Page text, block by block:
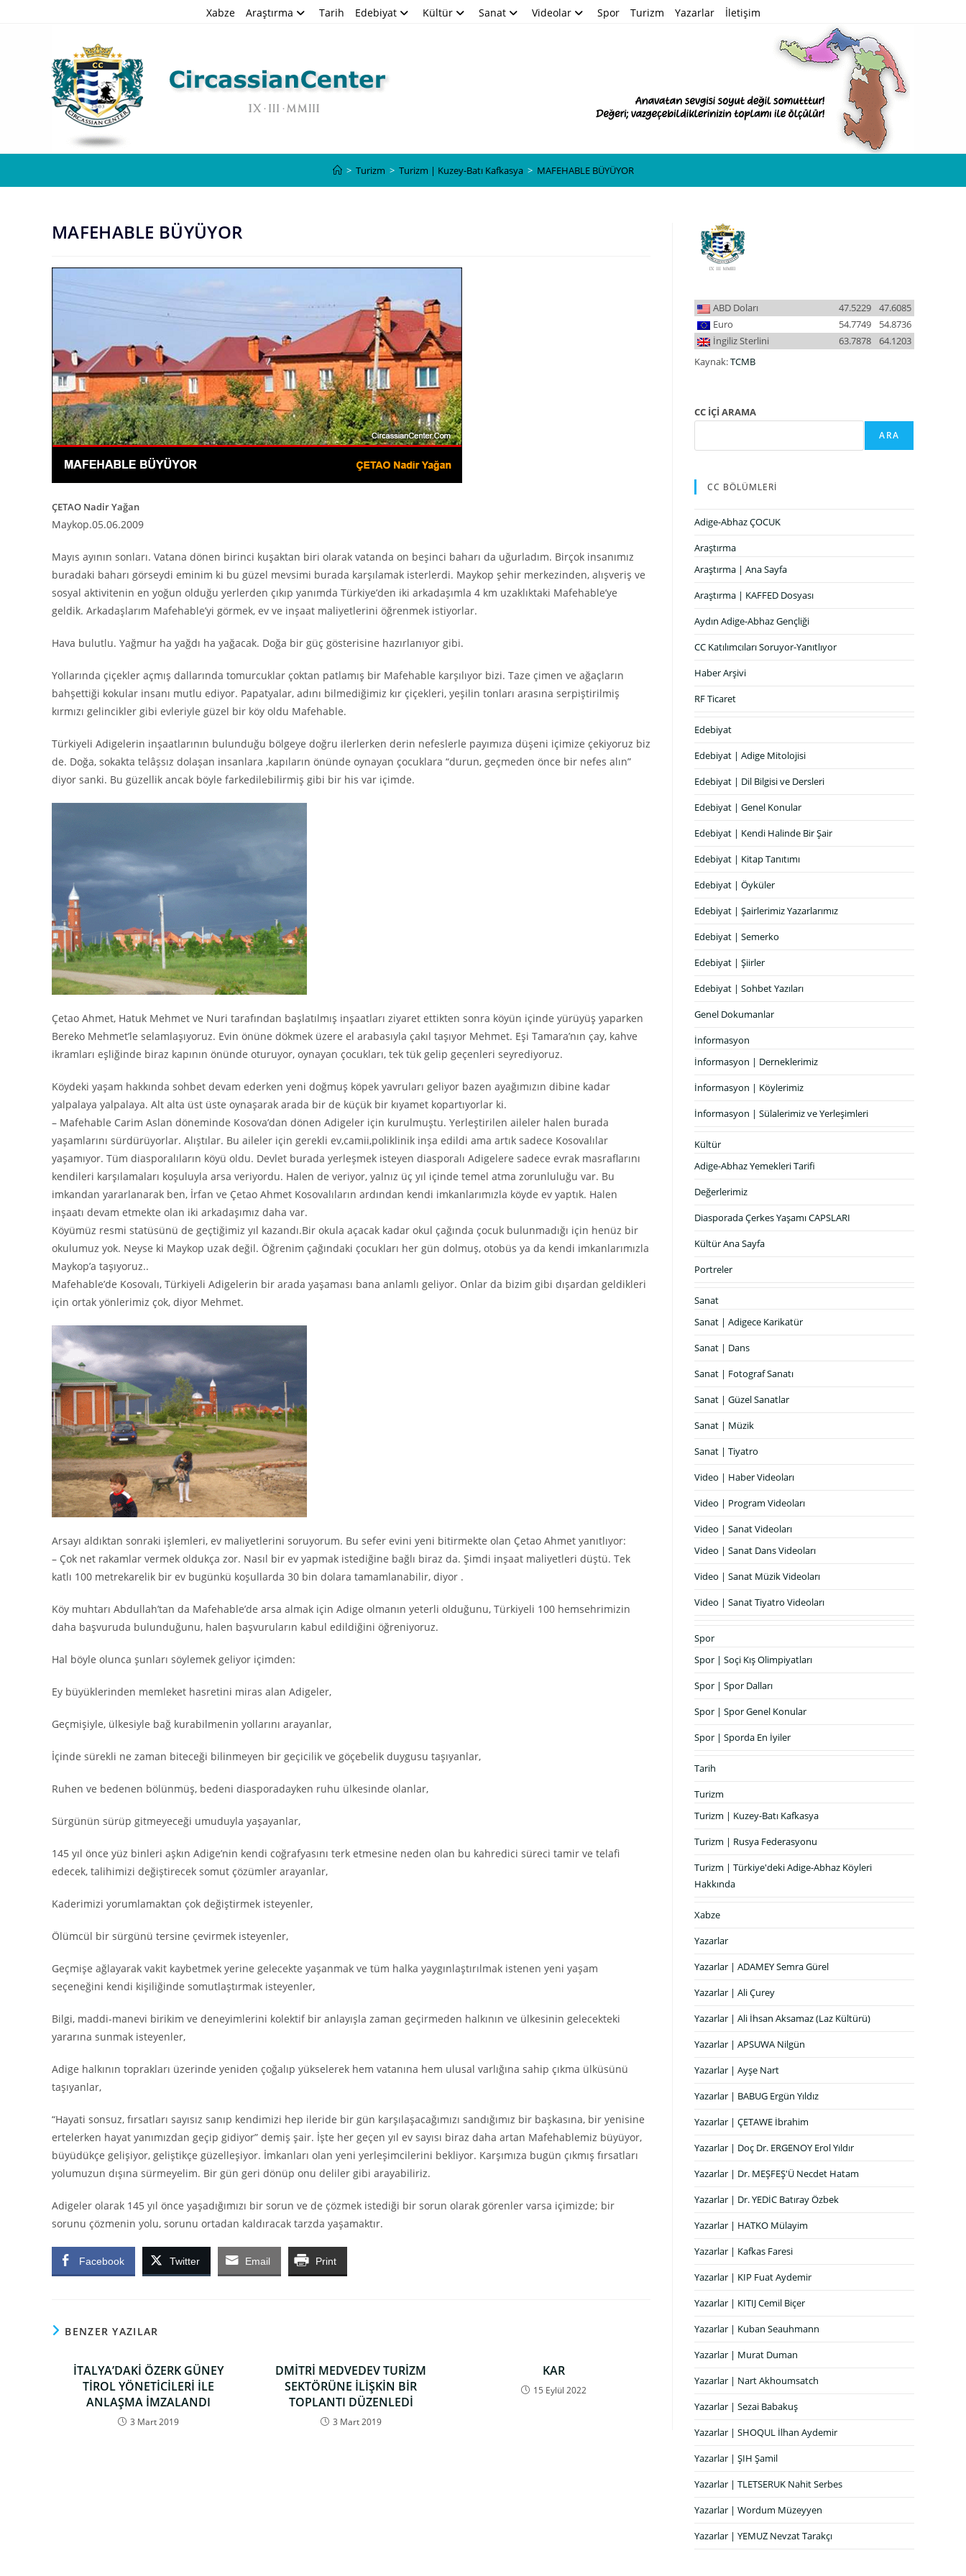
Xabze Araştırma Tarih Edebiyat Kültür Sanat Videolar Spor Turizm Yazarlar İletişim
> Turizm > Turizm | Kuzey-Batı Kafkasya > MAFEHABLE BÜYÜYOR
MAFEHABLE BÜYÜYOR
ÇETAO Nadir Yağan
Maykop.05.06.2009
Mayıs ayının sonları. Vatana dönen birinci kuşaktan biri olarak vatanda on beşinci baharı da uğurladım. Birçok insanımız
buradaki baharı görseydi eminim ki bu güzel mevsimi burada karşılamak isterlerdi. Maykop şehir merkezinden, alışveriş ve
sosyal aktivitenin en yoğun olduğu yerlerden çıkıp yanımda Türkiye’den iki arkadaşımla 4 km uzaklıktaki Mafehable’ye
geldik. Arkadaşlarım Mafehable’yi görmek, ev ve inşaat maliyetlerini öğrenmek istiyorlar.
Hava bulutlu. Yağmur ha yağdı ha yağacak. Doğa bir güç gösterisine hazırlanıyor gibi.
Yollarında çiçekler açmış dallarında tomurcuklar çoktan patlamış bir Mafehable karşılıyor bizi. Taze çimen ve ağaçların
bahşettiği kokular insanı mutlu ediyor. Papatyalar, adını bilmediğimiz kır çiçekleri, yeşilin tonları arasına serpiştirilmiş
kırmızı gelincikler gibi evleriyle güzel bir köy oldu Mafehable.
Türkiyeli Adigelerin inşaatlarının bulunduğu bölgeye doğru ilerlerken derin nefeslerle payımıza düşeni içimize çekiyoruz biz
de. Doğa, sokakta telâşsız dolaşan insanlara ,kapıların önünde oynayan çocuklara “durun, geçmeden önce bir nefes alın”
diyor sanki. Bu güzellik ancak böyle farkedilebilirmiş gibi bir his var içimde.
Çetao Ahmet, Hatuk Mehmet ve Nuri tarafından başlatılmış inşaatları ziyaret ettikten sonra köyün içinde yürüyüş yaparken
Bereko Mehmet’le selamlaşıyoruz. Evin önüne dökmek üzere el arabasıyla çakıl taşıyor Mehmet. Eşi Tamara’nın çay, kahve
ikramları eşliğinde biraz kapının önünde oturuyor, oynayan çocukları, tek tük gelip geçenleri seyrediyoruz.
Köydeki yaşam hakkında sohbet devam ederken yeni doğmuş köpek yavruları geliyor bazen ayağımızın dibine kadar
yalpalaya yalpalaya. Alt alta üst üste oynaşarak arada bir de küçük bir kıyamet kopartıyorlar ki.
– Mafehable Carim Aslan döneminde Kosova’dan dönen Adigeler için kurulmuştu. Yerleştirilen aileler halen burada
yaşamlarını sürdürüyorlar. Alıştılar. Bu aileler için gerekli ev,camii,poliklinik inşa edildi ama artık sadece Kosovalılar
yaşamıyor. Tüm diasporalıların köyü oldu. Devlet burada yerleşmek isteyen diasporalı Adigelere sadece evrak masraflarını
kendileri karşılamaları koşuluyla arsa veriyordu. Halen de veriyor, yalnız üç yıl içinde temel atma zorunluluğu var. Bu
imkandan yararlanarak ben, İrfan ve Çetao Ahmet Kosovalıların ardından kendi imkanlarımızla köyde ev yaptık. Halen
inşaatı devam etmekte olan iki arkadaşımız daha var.
Köyümüz resmi statüsünü de geçtiğimiz yıl kazandı.Bir okula açacak kadar okul çağında çocuk bulunmadığı için henüz bir
okulumuz yok. Neyse ki Maykop uzak değil. Öğrenim çağındaki çocukları her gün dolmuş, otobüs ya da kendi imkanlarımızla
Maykop’a taşıyoruz..
Mafehable’de Kosovalı, Türkiyeli Adigelerin bir arada yaşaması bana anlamlı geliyor. Onlar da bizim gibi dışardan geldikleri
için ortak yönlerimiz çok, diyor Mehmet.
Arsayı aldıktan sonraki işlemleri, ev maliyetlerini soruyorum. Bu sefer evini yeni bitirmekte olan Çetao Ahmet yanıtlıyor:
– Çok net rakamlar vermek oldukça zor. Nasıl bir ev yapmak istediğine bağlı biraz da. Şimdi inşaat maliyetleri düştü. Tek
katlı 100 metrekarelik bir ev bugünkü koşullarda 30 bin dolara tamamlanabilir, diyor .
Köy muhtarı Abdullah’tan da Mafehable’de arsa almak için Adige olmanın yeterli olduğunu, Türkiyeli 100 hemsehrimizin
daha başvuruda bulunduğunu, halen başvuruların kabul edildiğini öğreniyoruz.
Hal böyle olunca şunları söylemek geliyor içimden:
Ey büyüklerinden memleket hasretini miras alan Adigeler,
Geçmişiyle, ülkesiyle bağ kurabilmenin yollarını arayanlar,
İçinde sürekli ne zaman biteceği bilinmeyen bir geçicilik ve göçebelik duygusu taşıyanlar,
Ruhen ve bedenen bölünmüş, bedeni diasporadayken ruhu ülkesinde olanlar,
Sürgünün sürüp gitmeyeceği umuduyla yaşayanlar,
145 yıl önce yüz binleri aşkın Adige’nin kendi coğrafyasını terk etmesine neden olan bu kahredici süreci tamir ve telafi
edecek, talihimizi değiştirecek somut çözümler arayanlar,
Kaderimizi yorumlamaktan çok değiştirmek isteyenler,
Ölümcül bir sürgünü tersine çevirmek isteyenler,
Geçmişe ağlayarak vakit kaybetmek yerine gelecekte yaşanmak ve tüm halka yaygınlaştırılmak istenen yeni yaşam
seçeneğini kendi kişiliğinde somutlaştırmak isteyenler,
Bilgi, maddi-manevi birikim ve deneyimlerini kolektif bir anlayışla zaman geçirmeden halkının ve ülkesinin gelecekteki
yararına sunmak isteyenler,
Adige halkının toprakları üzerinde yeniden çoğalıp yükselerek hem vatanına hem ulusal varlığına sahip çıkma ülküsünü
taşıyanlar,
“Hayati sonsuz, fırsatları sayısız sanıp kendimizi hep ileride bir gün karşılaşacağımızı sandığımız bir başkasına, bir yenisine
ertelerken hayat yanımızdan geçip gidiyor” demiş şair. İşte her geçen yıl ev sayısı biraz daha artan Mafehablemiz büyüyor,
büyüdükçe gelişiyor, geliştikçe güzelleşiyor. İmkanları olan yeni yerleşimcilerini bekliyor. Karşımıza bugün çıkmış fırsatları
yolumuzun dışına sürmeyelim. Bir gün geri dönüp onu deliler gibi arayabiliriz.
Adigeler olarak 145 yıl önce yaşadığımızı bir sorun ve de çözmek istediği bir sorun olarak görenler varsa içimizde; bir
sorunu çözmenin yolu, sorunu ortadan kaldıracak tarzda yaşamaktır.
Facebook Twitter Email Print
BENZER YAZILAR
İTALYA’DAKİ ÖZERK GÜNEY
TİROL YÖNETİCİLERİ İLE
ANLAŞMA İMZALANDI
3 Mart 2019
DMİTRİ MEDVEDEV TURİZM
SEKTÖRÜNE İLİŞKİN BİR
TOPLANTI DÜZENLEDİ
3 Mart 2019
KAR
15 Eylül 2022
ABD Doları 47.6085
47.5229
Euro
54.8736
54.7749
İngiliz Sterlini
64.1203
63.7878
Kaynak:TCMB
CC İÇİ ARAMA
ARA
CC BÖLÜMLERİ
Adige-Abhaz ÇOCUK
Araştırma
Araştırma | Ana Sayfa
Araştırma | KAFFED Dosyası
Aydın Adige-Abhaz Gençliği
CC Katılımcıları Soruyor-Yanıtlıyor
Haber Arşivi
RF Ticaret
Edebiyat
Edebiyat | Adige Mitolojisi
Edebiyat | Dil Bilgisi ve Dersleri
Edebiyat | Genel Konular
Edebiyat | Kendi Halinde Bir Şair
Edebiyat | Kitap Tanıtımı
Edebiyat | Öyküler
Edebiyat | Şairlerimiz Yazarlarımız
Edebiyat | Semerko
Edebiyat | Şiirler
Edebiyat | Sohbet Yazıları
Genel Dokumanlar
İnformasyon
İnformasyon | Derneklerimiz
İnformasyon | Köylerimiz
İnformasyon | Sülalerimiz ve Yerleşimleri
Kültür
Adige-Abhaz Yemekleri Tarifi
Değerlerimiz
Diasporada Çerkes Yaşamı CAPSLARI
Kültür Ana Sayfa
Portreler
Sanat
Sanat | Adigece Karikatür
Sanat | Dans
Sanat | Fotograf Sanatı
Sanat | Güzel Sanatlar
Sanat | Müzik
Sanat | Tiyatro
Video | Haber Videoları
Video | Program Videoları
Video | Sanat Videoları
Video | Sanat Dans Videoları
Video | Sanat Müzik Videoları
Video | Sanat Tiyatro Videoları
Spor
Spor | Soçi Kış Olimpiyatları
Spor | Spor Dalları
Spor | Spor Genel Konular
Spor | Sporda En İyiler
Tarih
Turizm
Turizm | Kuzey-Batı Kafkasya
Turizm | Rusya Federasyonu
Turizm | Türkiye'deki Adige-Abhaz Köyleri
Hakkında
Xabze
Yazarlar
Yazarlar | ADAMEY Semra Gürel
Yazarlar | Ali Çurey
Yazarlar | Ali İhsan Aksamaz (Laz Kültürü)
Yazarlar | APSUWA Nilgün
Yazarlar | Ayşe Nart
Yazarlar | BABUG Ergün Yıldız
Yazarlar | ÇETAWE İbrahim
Yazarlar | Doç Dr. ERGENOY Erol Yıldır
Yazarlar | Dr. MEŞFEŞ'Ü Necdet Hatam
Yazarlar | Dr. YEDİC Batıray Özbek
Yazarlar | HATKO Mülayim
Yazarlar | Kafkas Faresi
Yazarlar | KIP Fuat Aydemir
Yazarlar | KITIJ Cemil Biçer
Yazarlar | Kuban Seauhmann
Yazarlar | Murat Duman
Yazarlar | Nart Akhoumsatch
Yazarlar | Sezai Babakuş
Yazarlar | SHOQUL İlhan Aydemir
Yazarlar | ŞIH Şamil
Yazarlar | TLETSERUK Nahit Serbes
Yazarlar | Wordum Müzeyyen
Yazarlar | YEMUZ Nevzat Tarakçı